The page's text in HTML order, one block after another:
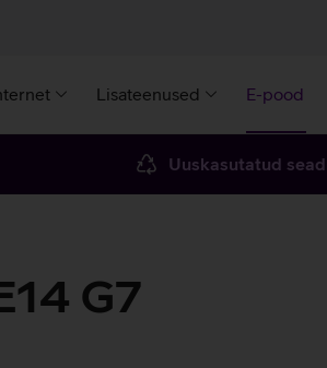
Lisateenused E-pood
Uuskasutatud
G7